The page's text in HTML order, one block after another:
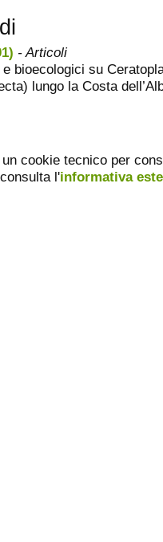
- Articoli
bioecologici su
lungo la Costa
cookie tecnico per
l'informativa